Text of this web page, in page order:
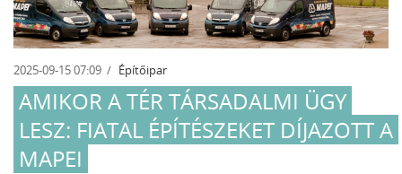
2025-09-15 07:09 Építőipar
AMIKOR A TÉR TÁRSADALMI ÜGY
LESZ: FIATAL ÉPÍTÉSZEKET DÍJAZOTT A
MAPEI